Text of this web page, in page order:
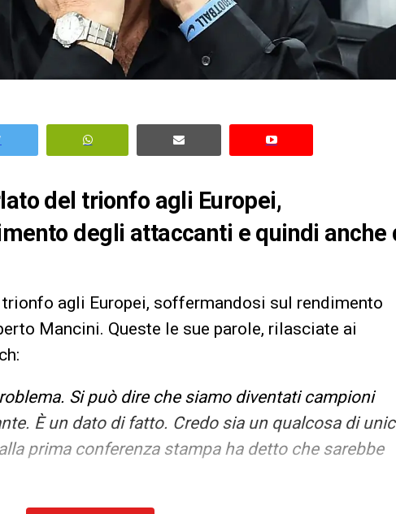
del trionfo agli Europei,
degli attaccanti e quindi anche
agli Europei, soffermandosi sul rendimento
Mancini. Queste le sue parole, rilasciate ai
Si può dire che siamo diventati campioni
È un dato di fatto. Credo sia un qualcosa di
prima conferenza stampa ha detto che sarebbe